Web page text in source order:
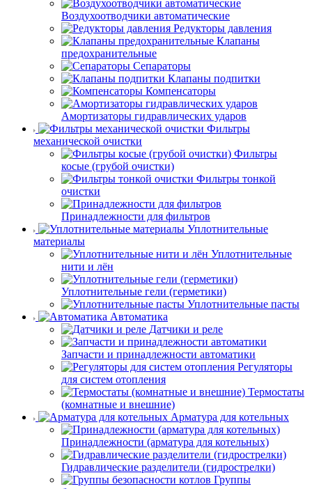
Воздухоотводчики автоматические
Редукторы давления
Клапаны
предохранительные
Сепараторы
Клапаны подпитки
Компенсаторы
Амортизаторы гидравлических ударов
Фильтры
механической очистки
Фильтры
косые (грубой очистки)
Фильтры тонкой
очистки
Принадлежности для фильтров
Уплотнительные
материалы
Уплотнительные
нити и лён
Уплотнительные гели (герметики)
Уплотнительные пасты
Автоматика
Датчики и реле
Запчасти и принадлежности автоматики
Регуляторы
для систем отопления
Термостаты
(комнатные и внешние)
Арматура для котельных
Принадлежности (арматура для котельных)
Гидравлические разделители (гидрострелки)
Группы